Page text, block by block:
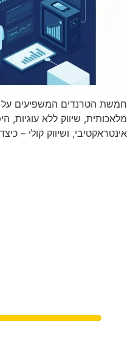
מלאכותית, שיווק ללא עוגיות,
אינטראקטיבי, ושיווק קולי –